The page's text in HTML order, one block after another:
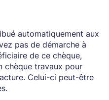
automatiquement aux
pas de démarche à
de ce chèque,
chèque travaux pour
Celui-ci peut-être